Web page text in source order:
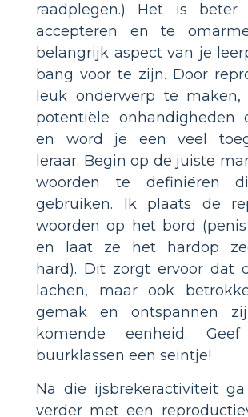
raadplegen.) Het is
accepteren en te
belangrijk aspect van je
bang voor te zijn. Door
leuk onderwerp te
potentiële onhandigheden
en word je een veel
leraar. Begin op de juiste
woorden te definiëren
gebruiken. Ik plaats de
woorden op het bord
en laat ze het hardop
hard). Dit zorgt ervoor dat
lachen, maar ook
gemak en ontspannen
komende eenheid.
buurklassen een seintje!
Na die ijsbrekeractiviteit
verder met een